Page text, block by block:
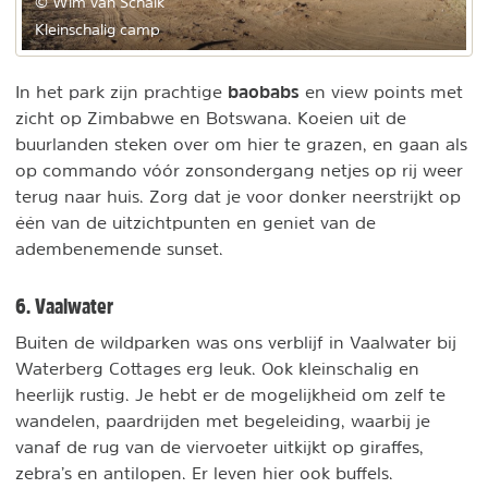
Kleinschalig camp
In het park zijn prachtige baobabs en view points met
zicht op Zimbabwe en Botswana. Koeien uit de
buurlanden steken over om hier te grazen, en gaan als
op commando vóór zonsondergang netjes op rij weer
terug naar huis. Zorg dat je voor donker neerstrijkt op
één van de uitzichtpunten en geniet van de
adembenemende sunset.
6. Vaalwater
Buiten de wildparken was ons verblijf in Vaalwater bij
Waterberg Cottages erg leuk. Ook kleinschalig en
heerlijk rustig. Je hebt er de mogelijkheid om zelf te
wandelen, paardrijden met begeleiding, waarbij je
vanaf de rug van de viervoeter uitkijkt op giraffes,
zebra’s en antilopen. Er leven hier ook buffels.